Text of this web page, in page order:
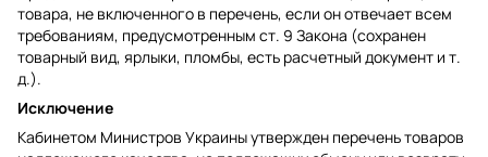
товара, не включенного в перечень, если он отвечает всем
требованиям, предусмотренным ст. 9 Закона (сохранен
товарный вид, ярлыки, пломбы, есть расчетный документ и т.
д.).
Исключение
Кабинетом Министров Украины утвержден перечень товаров